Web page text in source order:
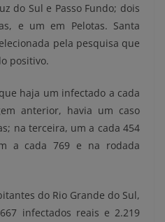
do Sul e Passo Fundo; dois
e um em Pelotas. Santa
pela pesquisa que
positivo.
haja um infectado a cada
anterior, havia um caso
na terceira, um a cada 454
a cada 769 e na rodada
do Rio Grande do Sul,
infectados reais e 2.219